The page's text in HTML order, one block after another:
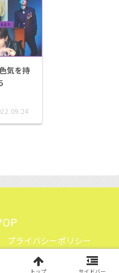
気を持
プライバシーポリシー